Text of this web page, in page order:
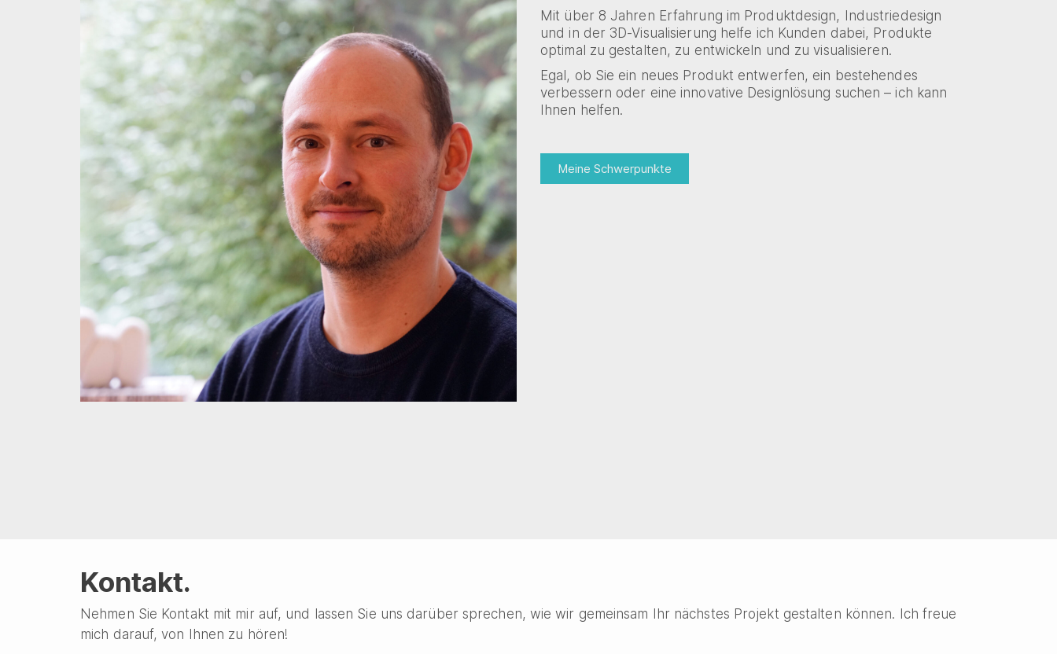
Mit über 8 Jahren Erfahrung im Produktdesign, Industriedesign
und in der 3D-Visualisierung helfe ich Kunden dabei, Produkte
optimal zu gestalten, zu entwickeln und zu visualisieren.
Egal, ob Sie ein neues Produkt entwerfen, ein bestehendes
verbessern oder eine innovative Designlösung suchen – ich kann
Ihnen helfen.
Meine Schwerpunkte
Kontakt.
Nehmen Sie Kontakt mit mir auf, und lassen Sie uns darüber sprechen, wie wir gemeinsam Ihr nächstes Projekt gestalten können. Ich freue
mich darauf, von Ihnen zu hören!